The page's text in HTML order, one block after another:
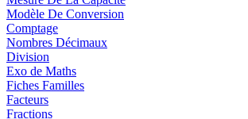
Modèle De Conversion
Comptage
Nombres Décimaux
Division
Exo de Maths
Fiches Familles
Facteurs
Fractions